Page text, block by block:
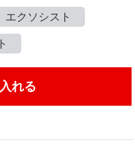
エクソシスト
れる